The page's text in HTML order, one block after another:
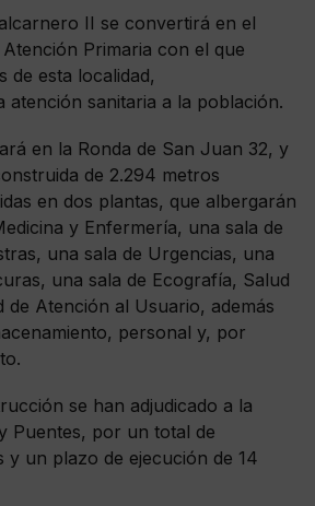
II se convertirá en el
Primaria con el que
de esta localidad,
atención sanitaria a la población.
en la Ronda de San Juan 32, y
de 2.294 metros
en dos plantas, que albergarán
y Enfermería, una sala de
una sala de Urgencias, una
una sala de Ecografía, Salud
de Atención al Usuario, además
personal y, por
se han adjudicado a la
Puentes, por un total de
y un plazo de ejecución de 14